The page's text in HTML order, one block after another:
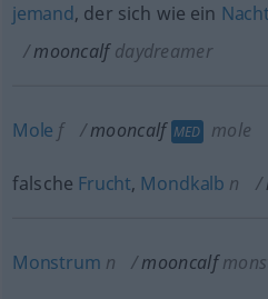
jemand, der sich wie ein
mooncalf daydreamer
Mole f mooncalf MED mole
falsche Frucht, Mondkalb n
Monstrum n mooncalf